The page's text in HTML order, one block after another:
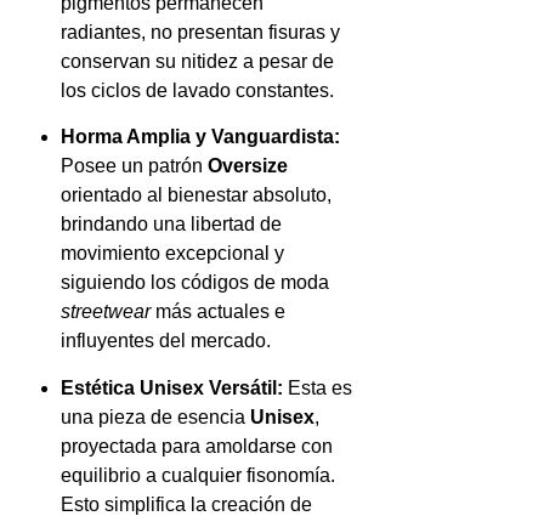
radiantes, no presentan fisuras y
conservan su nitidez a pesar de
los ciclos de lavado constantes.
Horma Amplia y Vanguardista:
Posee un patrón Oversize
orientado al bienestar absoluto,
brindando una libertad de
movimiento excepcional y
siguiendo los códigos de moda
streetwearmás actuales e
influyentes del mercado.
Estética Unisex Versátil: Esta es
una pieza de esencia Unisex,
proyectada para amoldarse con
equilibrio a cualquier fisonomía.
Esto simplifica la creación de